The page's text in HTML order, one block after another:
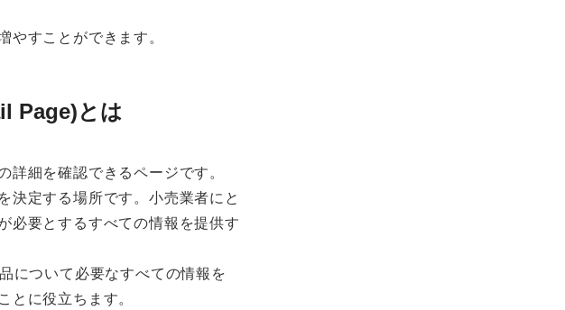
すことができます。
Page)とは
細を確認できるページです。
決定する場所です。小売業者にと
必要とするすべての情報を提供す
について必要なすべての情報を
に役立ちます。